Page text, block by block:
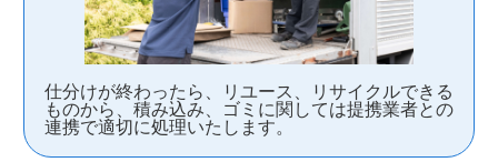
仕分けが終わったら、リユース、リサイクルできる
ものから、積み込み、ゴミに関しては提携業者との
連携で適切に処理いたします。